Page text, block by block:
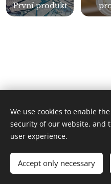
První produkt
Geopark Ralsko o.p.s.
Čeština
Deutsch
We use cookies to enable
security of our website, and
user experience.
Accept only necessary